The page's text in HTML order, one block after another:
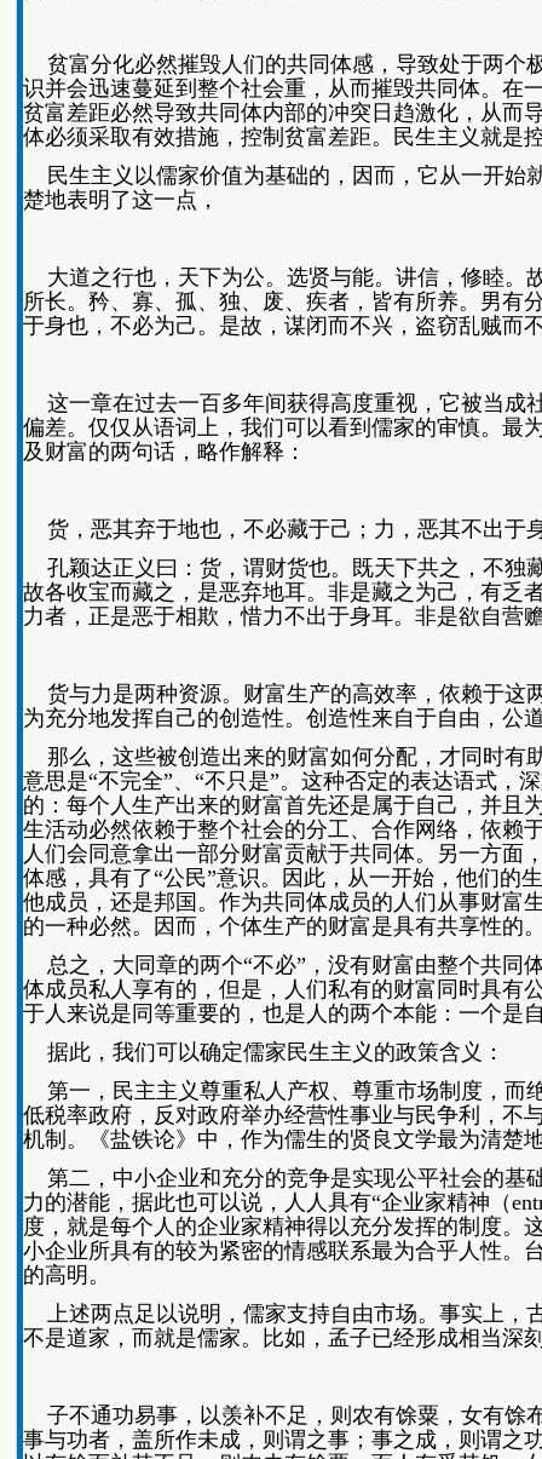
贫富分化必然摧毁人们的共同体感，导致处于两个
识并会迅速蔓延到整个社会重，从而摧毁共同体。在
贫富差距必然导致共同体内部的冲突日趋激化，从而
体必须采取有效措施，控制贫富差距。民生主义就是
民生主义以儒家价值为基础的，因而，它从一开始
楚地表明了这一点，
大道之行也，天下为公。选贤与能。讲信，修睦。
所长。矜、寡、孤、独、废、疾者，皆有所养。男有
于身也，不必为己。是故，谋闭而不兴，盗窃乱贼而
这一章在过去一百多年间获得高度重视，它被当成
偏差。仅仅从语词上，我们可以看到儒家的审慎。最
及财富的两句话，略作解释：
货，恶其弃于地也，不必藏于己；力，恶其不出于
孔颖达正义曰：货，谓财货也。既天下共之，不独
故各收宝而藏之，是恶弃地耳。非是藏之为己，有乏
力者，正是恶于相欺，惜力不出于身耳。非是欲自营
货与力是两种资源。财富生产的高效率，依赖于这
为充分地发挥自己的创造性。创造性来自于自由，公
那么，这些被创造出来的财富如何分配，才同时有
意思是“不完全”、“不只是”。这种否定的表达语式，
的：每个人生产出来的财富首先还是属于自己，并且
生活动必然依赖于整个社会的分工、合作网络，依赖
人们会同意拿出一部分财富贡献于共同体。另一方面
体感，具有了“公民”意识。因此，从一开始，他们的
他成员，还是邦国。作为共同体成员的人们从事财富
的一种必然。因而，个体生产的财富是具有共享性的
总之，大同章的两个“不必”，没有财富由整个共同
体成员私人享有的，但是，人们私有的财富同时具有
于人来说是同等重要的，也是人的两个本能：一个是
据此，我们可以确定儒家民生主义的政策含义：
第一，民主主义尊重私人产权、尊重市场制度，而
低税率政府，反对政府举办经营性事业与民争利，不
机制。《盐铁论》中，作为儒生的贤良文学最为清楚
第二，中小企业和充分的竞争是实现公平社会的基
力的潜能，据此也可以说，人人具有“企业家精神（
度，就是每个人的企业家精神得以充分发挥的制度。
小企业所具有的较为紧密的情感联系最为合乎人性。
的高明。
上述两点足以说明，儒家支持自由市场。事实上，
不是道家，而就是儒家。比如，孟子已经形成相当深
子不通功易事，以羡补不足，则农有馀粟，女有馀
事与功者，盖所作未成，则谓之事；事之成，则谓之